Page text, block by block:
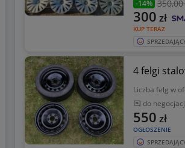
-14% 350,00
KUP TERAZ
300 zł
4 felgi
Liczba felg w
do
OGŁOSZENIE
550 zł